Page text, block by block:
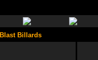
Blast Billards